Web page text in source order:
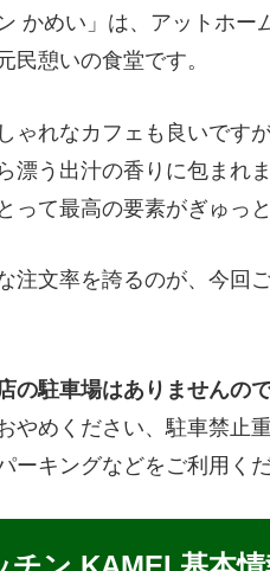
かめい」は、アットホ
民憩いの食堂です。
ゃれなカフェも良いです
漂う出汁の香りに包まれ
って最高の要素がぎゅっ
注文率を誇るのが、今回
の駐車場はありませんの
やめください、駐車禁止
ーキングなどをご利用くだ